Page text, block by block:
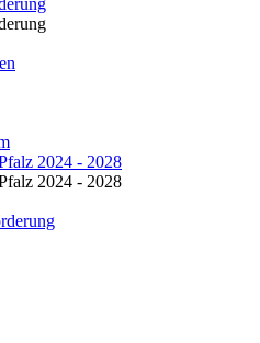
2024 - 2028
2024 - 2028